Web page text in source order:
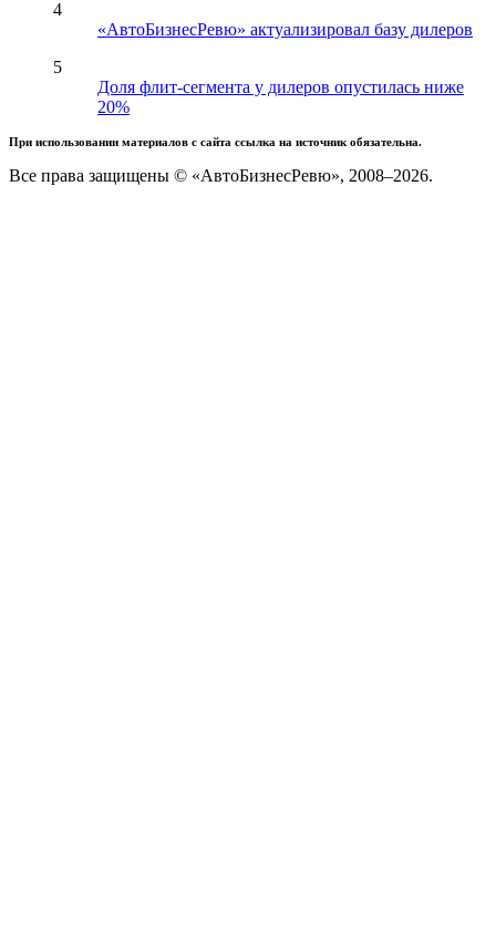
4
«АвтоБизнесРевю» актуализировал базу дилеров
5
Доля флит-сегмента у дилеров опустилась ниже
20%
При использовании материалов с сайта ссылка на источник обязательна.
Все права защищены © «АвтоБизнесРевю», 2008–2026.